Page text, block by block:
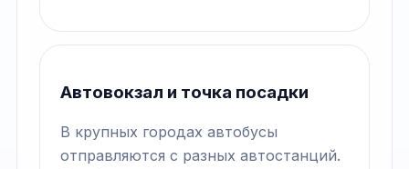
Автовокзал и точка посадки
В крупных городах автобусы
отправляются с разных автостанций.